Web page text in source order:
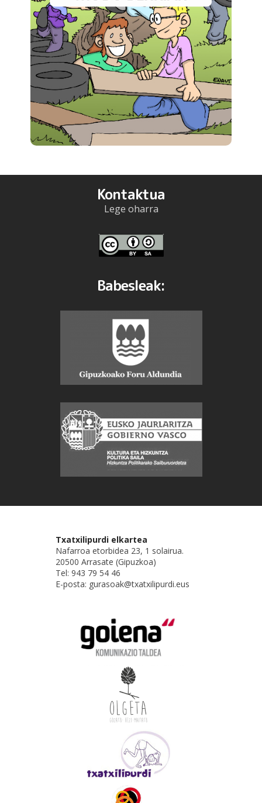
Kontaktua
Lege oharra
Babesleak:
Txatxilipurdi elkartea
Nafarroa etorbidea 23, 1 solairua.
20500 Arrasate (Gipuzkoa)
Tel: 943 79 54 46
E-posta: gurasoak@txatxilipurdi.eus